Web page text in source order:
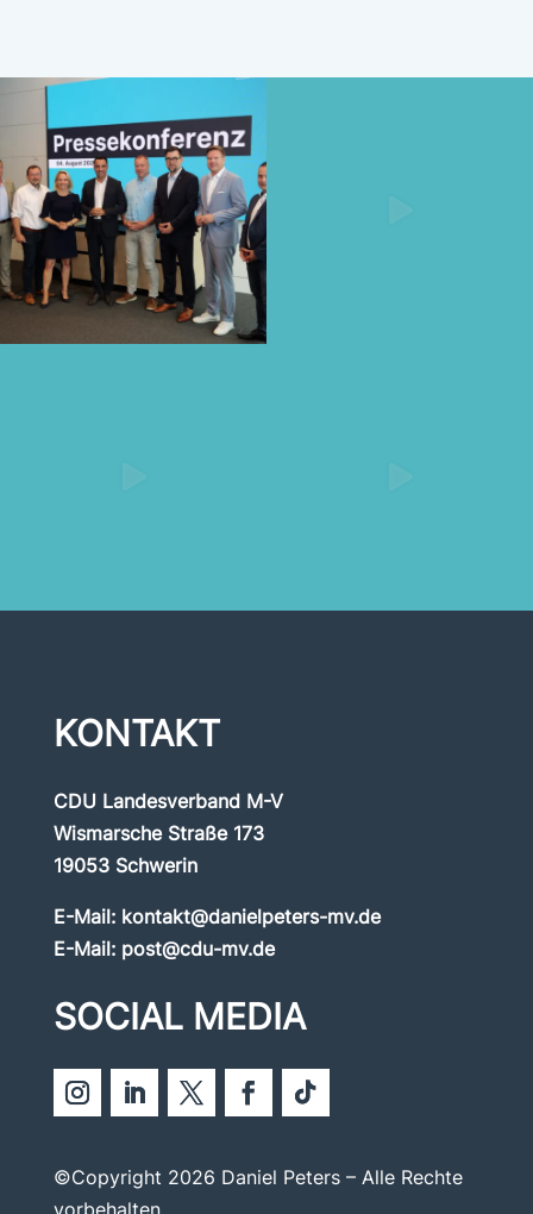
KONTAKT
CDU Landesverband M-V
Wismarsche Straße 173
19053 Schwerin
E-Mail: kontakt@danielpeters-mv.de
E-Mail: post@cdu-mv.de
SOCIAL MEDIA
©Copyright 2026 Daniel Peters – Alle Rechte
vorbehalten.